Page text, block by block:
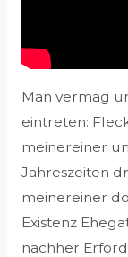
Man vermag
eintreten:
meinereiner
Jahreszeiten
meinereiner
Existenz
nachher